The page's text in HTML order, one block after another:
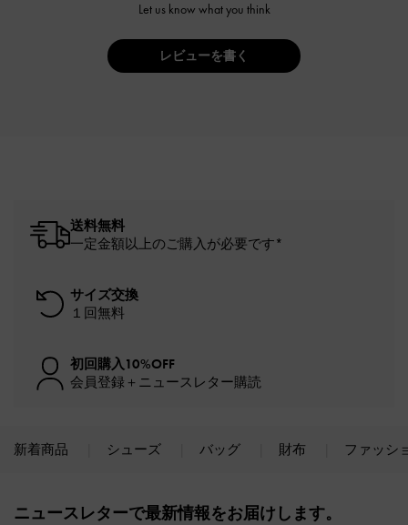
Let us know what you think
レビューを書く
送料無料
一定金額以上のご購入が必要です*
サイズ交換
１回無料
初回購入10%OFF
会員登録＋ニュースレター購読
新着商品 シューズ バッグ 財布 ファッシ
ニュースレターで最新情報をお届けします。​